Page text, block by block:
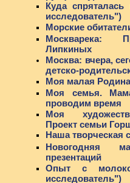
Куда
исследователь")
Морские
Москварека:
Липкиных
Москва: вчера,
детско-
Моя малая
Моя семья.
проводим время
Моя
Проект семьи
Наша творческая
Новогодняя
презентаций
Опыт с
исследователь")